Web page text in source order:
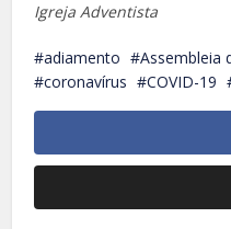
Igreja Adventista
adiamento
Assembleia
coronavírus
COVID-19